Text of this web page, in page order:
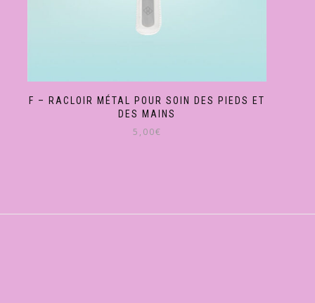
F – RACLOIR MÉTAL POUR SOIN DES PIEDS ET
DES MAINS
5,00€